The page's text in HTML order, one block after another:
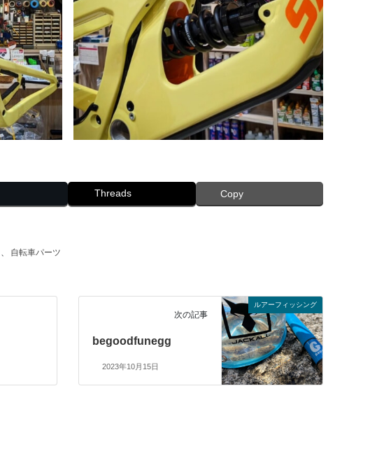
Threads Copy
、 自転車パーツ
ルアーフィッシング
次の記事
begoodfunegg
2023年10月15日